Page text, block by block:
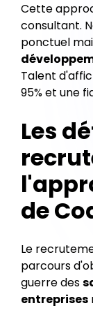
Cette
consultant.
ponctuel
Talent
95% et une
Les
de
Le
parcours
guerre des
entreprises